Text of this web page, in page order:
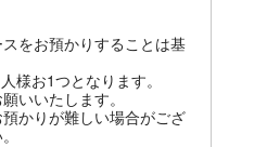
をお預かりすることは基
様お1つとなります。
いいたします。
かりが難しい場合がござ